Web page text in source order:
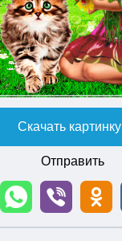
Скачать картинку
Отправить